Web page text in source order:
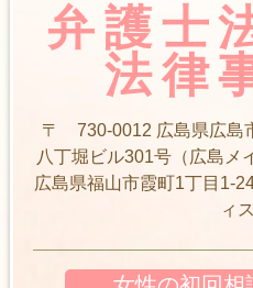
弁護士
法律
〒 730-0012 広島県広島
八丁堀ビル301号（広島メ
広島県福山市霞町1丁目1-
ィス